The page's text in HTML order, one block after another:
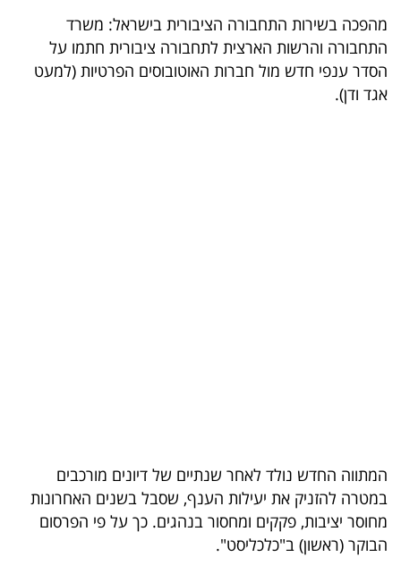
עסקי
ספורט
קריירה
ולימודים
המילון
הכלכלי
מהפכה בשירות התחבורה הציבורית בישראל: משרד
התחבורה והרשות הארצית לתחבורה ציבורית חתמו על
הסדר ענפי חדש מול חברות האוטובוסים הפרטיות (למעט
אגד ודן).
המתווה החדש נולד לאחר שנתיים של דיונים מורכבים
במטרה להזניק את יעילות הענף, שסבל בשנים האחרונות
מחוסר יציבות, פקקים ומחסור בנהגים. כך על פי הפרסום
הבוקר (ראשון) ב"כלכליסט".